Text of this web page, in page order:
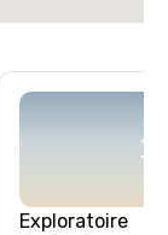
Exploratoire